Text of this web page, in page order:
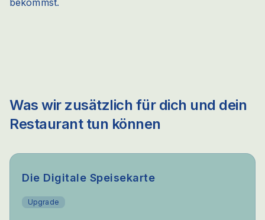
bekommst.
Was wir zusätzlich für dich und dein
Restaurant tun können
Die Digitale Speisekarte
Upgrade